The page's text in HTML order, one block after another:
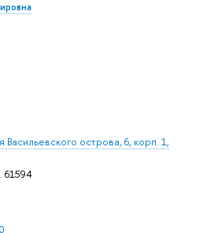
острова, 6, корп. 1,
61594